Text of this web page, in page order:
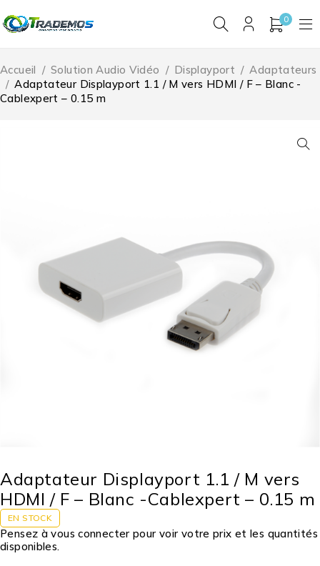
0
Accueil / Solution Audio Vidéo / Displayport / Adaptateurs
/ Adaptateur Displayport 1.1 / M vers HDMI / F – Blanc -
Cablexpert – 0.15 m
Adaptateur Displayport 1.1 / M vers
HDMI / F – Blanc -Cablexpert – 0.15 m
EN STOCK
Pensez à vous connecter pour voir votre prix et les quantités
disponibles.